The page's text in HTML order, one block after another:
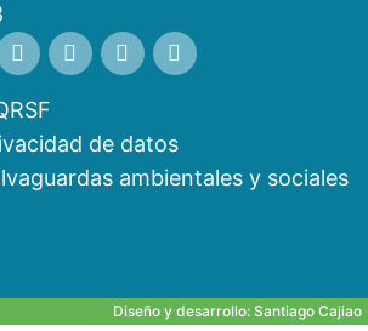
de datos
ambientales y sociales
Diseño y desarrollo: Santiago Cajiao